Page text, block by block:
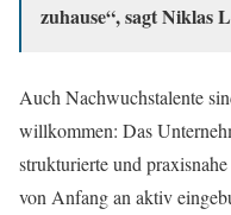
zuhause“, sagt Niklas
Auch Nachwuchstalente
willkommen: Das
strukturierte und praxisnahe
von Anfang an aktiv